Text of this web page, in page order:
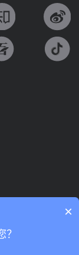
时，请同意使用
×